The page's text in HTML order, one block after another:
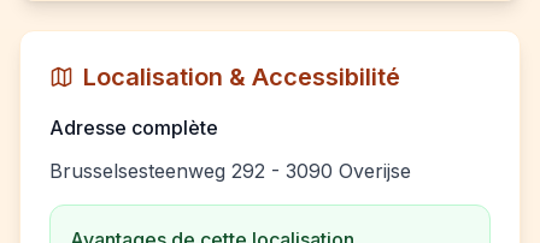
Localisation & Accessibilité
Adresse complète
Brusselsesteenweg 292 - 3090 Overijse